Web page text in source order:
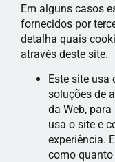
Em alguns casos
fornecidos por
detalha quais
através deste site.
Este site usa
soluções de
​​da Web,
usa o site e
experiência.
como